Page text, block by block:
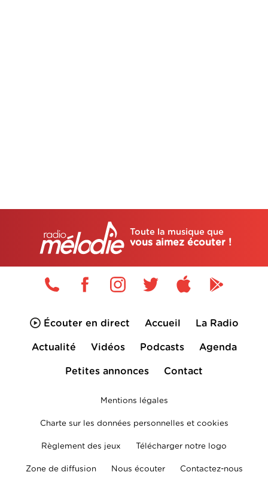
Toute la musique que
vous aimez écouter !
Écouter en direct Accueil La Radio
Actualité Vidéos Podcasts Agenda
Petites annonces Contact
Mentions légales
Charte sur les données personnelles et cookies
Règlement des jeux Télécharger notre logo
Zone de diffusion Nous écouter Contactez-nous